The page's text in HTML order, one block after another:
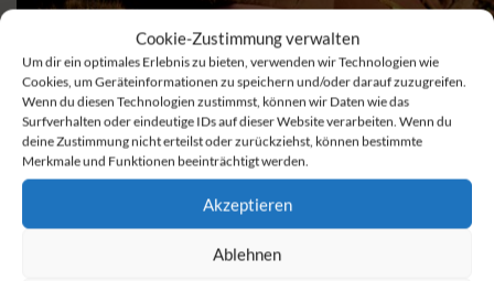
Cookie-Zustimmung verwalten
Um dir ein optimales Erlebnis zu bieten, verwenden wir Technologien wie
Cookies, um Geräteinformationen zu speichern und/oder darauf zuzugreifen.
Wenn du diesen Technologien zustimmst, können wir Daten wie das
Surfverhalten oder eindeutige IDs auf dieser Website verarbeiten. Wenn du
deine Zustimmung nicht erteilst oder zurückziehst, können bestimmte
Merkmale und Funktionen beeinträchtigt werden.
Akzeptieren
Ablehnen